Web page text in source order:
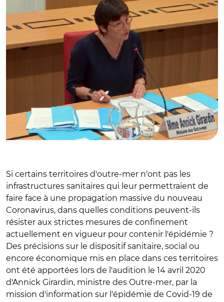
Si certains territoires d'outre-mer n'ont pas les
infrastructures sanitaires qui leur permettraient de
faire face à une propagation massive du nouveau
Coronavirus, dans quelles conditions peuvent-ils
résister aux strictes mesures de confinement
actuellement en vigueur pour contenir l'épidémie ?
Des précisions sur le dispositif sanitaire, social ou
encore économique mis en place dans ces territoires
ont été apportées lors de l'audition le 14 avril 2020
d'Annick Girardin, ministre des Outre-mer, par la
mission d'information sur l'épidémie de Covid-19 de